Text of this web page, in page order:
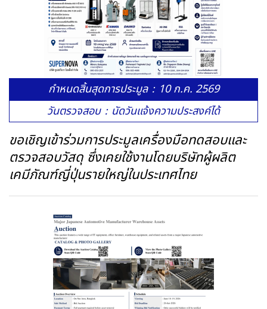
กำหนดสิ้นสุดการประมูล：10 ก.ค. 2569
วันตรวจสอบ：นัดวันแจ้งความประสงค์ได้
ขอเชิญเข้าร่วมการประมูลเครื่องมือทดสอบและ
ตรวจสอบวัสดุ ซึ่งเคยใช้งานโดยบริษัทผู้ผลิต
เคมีภัณฑ์ญี่ปุ่นรายใหญ่ในประเทศไทย